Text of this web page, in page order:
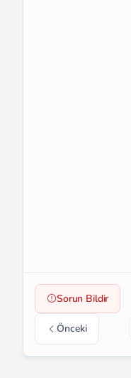
Sorun Bildir
Önceki